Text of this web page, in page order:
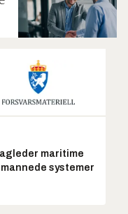
maritime
systemer